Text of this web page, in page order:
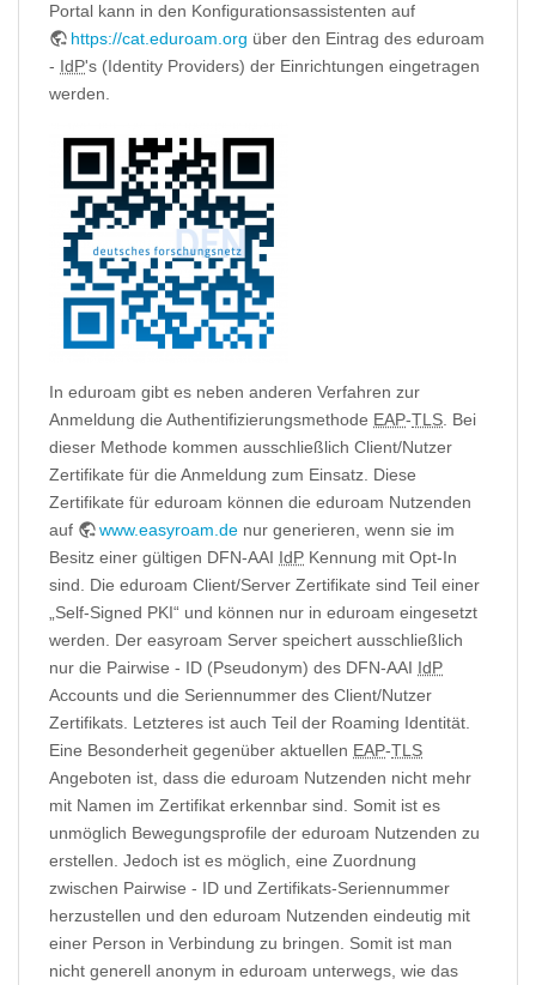
Portal kann in den Konfigurationsassistenten auf
https://cat.eduroam.org über den Eintrag des eduroam
- IdP's (Identity Providers) der Einrichtungen eingetragen
werden.
In eduroam gibt es neben anderen Verfahren zur
Anmeldung die Authentifizierungsmethode EAP-TLS . Bei
dieser Methode kommen ausschließlich Client/Nutzer
Zertifikate für die Anmeldung zum Einsatz. Diese
Zertifikate für eduroam können die eduroam Nutzenden
auf
www.easyroam.de nur generieren, wenn sie im
Besitz einer gültigen DFN-AAI IdP Kennung mit Opt-In
sind. Die eduroam Client/Server Zertifikate sind Teil einer
„Self-Signed PKI“ und können nur in eduroam eingesetzt
werden. Der easyroam Server speichert ausschließlich
nur die Pairwise - ID (Pseudonym) des DFN-AAI IdP
Accounts und die Seriennummer des Client/Nutzer
Zertifikats. Letzteres ist auch Teil der Roaming Identität.
Eine Besonderheit gegenüber aktuellen EAP-TLS
Angeboten ist, dass die eduroam Nutzenden nicht mehr
mit Namen im Zertifikat erkennbar sind. Somit ist es
unmöglich Bewegungsprofile der eduroam Nutzenden zu
erstellen. Jedoch ist es möglich, eine Zuordnung
zwischen Pairwise - ID und Zertifikats-Seriennummer
herzustellen und den eduroam Nutzenden eindeutig mit
einer Person in Verbindung zu bringen. Somit ist man
nicht generell anonym in eduroam unterwegs, wie das